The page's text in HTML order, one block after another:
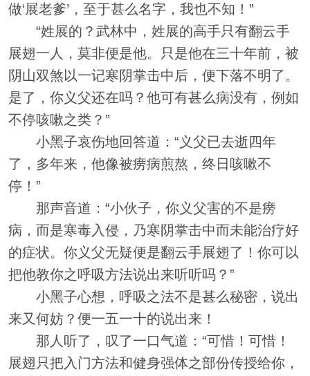
做‘展老爹’，至于甚么名字，我也不知！”
“姓展的？武林中，姓展的高手只有翻云手
展翅一人，莫非便是他。只是他在三十年前，被
阴山双煞以一记寒阴掌击中后，便下落不明了。
是了，你义父还在吗？他可有甚么病没有，例如
不停咳嗽之类？”
小黑子哀伤地回答道：“义父已去逝四年
了，多年来，他像被痨病煎熬，终日咳嗽不
停！”
那声音道：“小伙子，你义父害的不是痨
病，而是寒毒入侵，乃寒阴掌击中而未能治疗好
的症状。你义父无疑便是翻云手展翅了！你可以
把他教你之呼吸方法说出来听听吗？”
小黑子心想，呼吸之法不是甚么秘密，说出
来又何妨？便一五一十的说出来！
那人听了，叹了一口气道：“可惜！可惜！
展翅只把入门方法和健身强体之部份传授给你，